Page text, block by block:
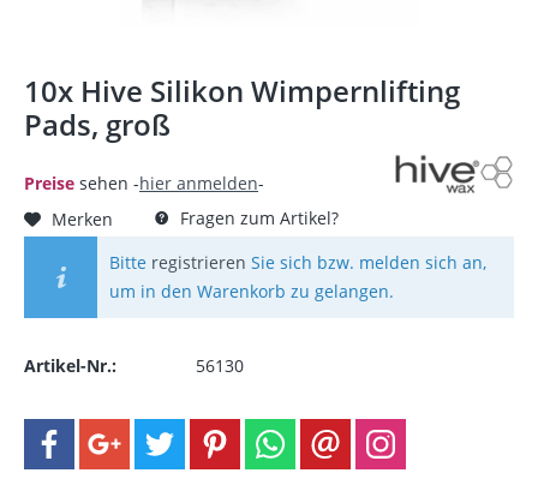
10x Hive Silikon Wimpernlifting
Pads, groß
Preise sehen -hier anmelden-
Merken
Fragen zum Artikel?
Bitte registrieren Sie sich bzw. melden sich an,
um in den Warenkorb zu gelangen.
Artikel-Nr.: 56130